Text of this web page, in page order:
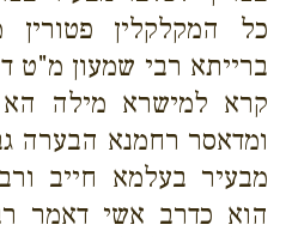
כל המקלקלין פטורין
ברייתא רבי שמעון מ"ט
קרא למישרא מילה
ומדאסר רחמנא הבערה
מבעיר בעלמא חייב
הוא כדרב אשי דאמר